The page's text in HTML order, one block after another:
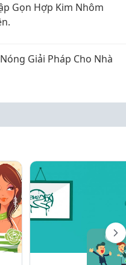
Gọn Hợp Kim Nhôm
Giải Pháp Cho Nhà